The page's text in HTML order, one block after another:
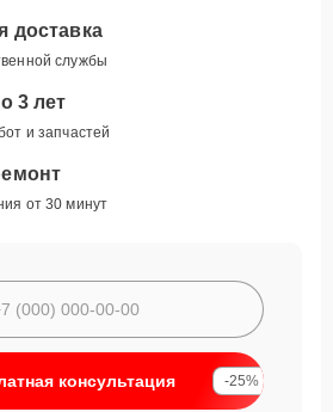
доставка
службы
3 лет
и запчастей
от 30 минут
консультация -25%